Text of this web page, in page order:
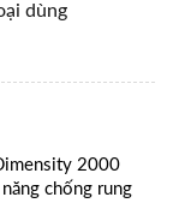
dùng
2000
chống rung